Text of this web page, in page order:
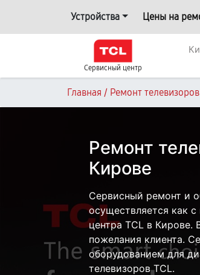
Устройства Цены на
Сервисный центр
Главная / Ремонт телевизоров
Ремонт
Кирове
Сервисный ремонт и
осуществляется как
центра TCL в Кирове.
пожелания клиента.
оборудованием для
телевизоров TCL.